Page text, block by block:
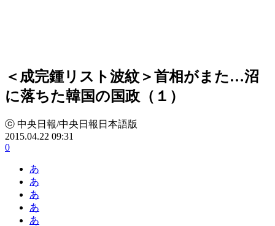
＜成完鍾リスト波紋＞首相がまた…沼
に落ちた韓国の国政（１）
ⓒ 中央日報/中央日報日本語版
2015.04.22 09:31
0
あ
あ
あ
あ
あ